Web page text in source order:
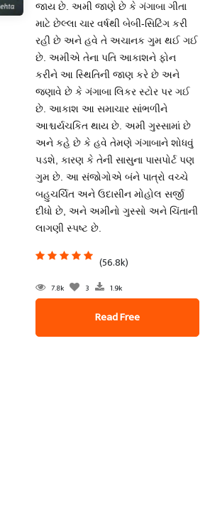
જાય છે. અમી જાણે છે કે ગંગાબા ગીતા
માટે છેલ્લા ચાર વર્ષથી બેબી-સિટિંગ કરી
રહી છે અને હવે તે અચાનક ગુમ થઈ ગઈ
છે. અમીએ તેના પતિ આકાશને ફોન
કરીને આ સ્થિતિની જાણ કરે છે અને
જણાવે છે કે ગંગાબા લિકર સ્ટોર પર ગઈ
છે. આકાશ આ સમાચાર સાંભળીને
આશ્ચર્યચકિત થાય છે. અમી ગુસ્સામાં છે
અને કહે છે કે હવે તેમણે ગંગાબાને શોધવું
પડશે, કારણ કે તેની સાસુના પાસપોર્ટ પણ
ગુમ છે. આ સંજોગોએ બંને પાત્રો વચ્ચે
બહુચર્ચિત અને ઉદાસીન મોહોલ સર્જી
દીધો છે, અને અમીનો ગુસ્સો અને ચિંતાની
લાગણી સ્પષ્ટ છે.
(56.8k)
7.8k 3 1.9k
Read Free